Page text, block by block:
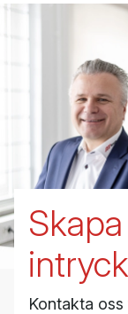
intryck
Kontakta